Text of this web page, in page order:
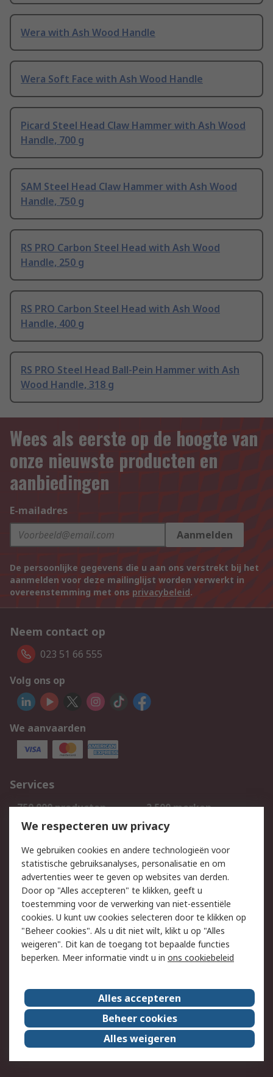
Wera with Ash Wood Handle
Wera Soft Face with Ash Wood Handle
Picard Steel Head Claw Hammer with Ash Wood
Handle, 700 g
SAM Steel Head Claw Hammer with Ash Wood
Handle, 750 g
RS PRO Carbon Steel Head with Ash Wood
Handle, 250 g
RS PRO Carbon Steel Head with Ash Wood
Handle, 400 g
RS PRO Steel Head Ball-Pein Hammer with Ash
Wood Handle, 318 g
Wees als eerste op de hoogte van
onze nieuwste producten en
aanbiedingen
E-mailadres
Aanmelden
De persoonlijke gegevens die u aan ons verstrekt bij het
aanmelden voor deze mailinglijst worden verwerkt in
overeenstemming met ons privacybeleid.
Neem contact op
023 51 66 555
Volg ons op
We aanvaarden
Services
750.000 producten
2.500 merken
Bestellen
Inkoopoplossingen
Track & Trace
Wettelijk
Cookiebeleid
Email veiligheid
Privacybeleid
Websitevoorwaarden
Algemene
verkoopvoorwaarden
Over RS
RS Group
Over ons
RS wereldwijd
Werken bij RS
ESG
We respecteren uw privacy
We gebruiken cookies en andere technologieën voor
statistische gebruiksanalyses, personalisatie en om
advertenties weer te geven op websites van derden.
Door op "Alles accepteren" te klikken, geeft u
toestemming voor de verwerking van niet-essentiële
cookies. U kunt uw cookies selecteren door te klikken op
"Beheer cookies". Als u dit niet wilt, klikt u op "Alles
weigeren". Dit kan de toegang tot bepaalde functies
beperken. Meer informatie vindt u in ons cookiebeleid
Alles accepteren
Beheer cookies
Alles weigeren